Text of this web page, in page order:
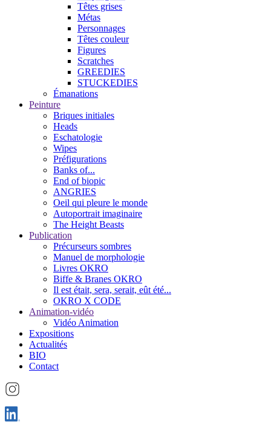
Têtes grises
Métas
Personnages
Têtes couleur
Figures
Scratches
GREEDIES
STUCKEDIES
Émanations
Peinture
Briques initiales
Heads
Eschatologie
Wipes
Préfigurations
Banks of...
End of biopic
ANGRIES
Oeil qui pleure le monde
Autoportrait imaginaire
The Height Beasts
Publication
Précurseurs sombres
Manuel de morphologie
Livres OKRO
Biffe & Branes OKRO
Il est était, sera, serait, eût été...
OKRO X CODE
Animation-vidéo
Vidéo Animation
Expositions
Actualités
BIO
Contact